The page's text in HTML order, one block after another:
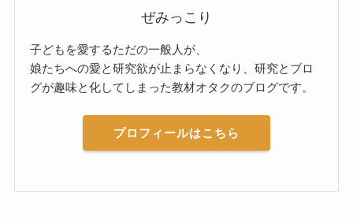
ぜみっこり
子どもを愛するただの一般人が、
娘たちへの愛と研究欲が止まらなくなり、研究とブロ
グが趣味と化してしまった教材オタクのブログです。
プロフィールはこちら